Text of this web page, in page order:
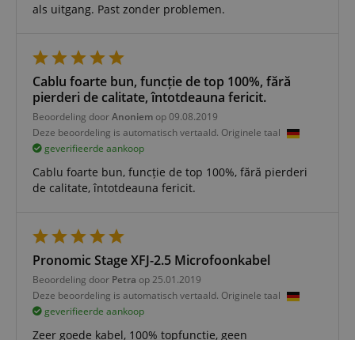
als uitgang. Past zonder problemen.
Cablu foarte bun, funcție de top 100%, fără
pierderi de calitate, întotdeauna fericit.
Beoordeling doorAnoniem op 09.08.2019
Deze beoordeling is automatisch vertaald. Originele taal
geverifieerde aankoop
Cablu foarte bun, funcție de top 100%, fără pierderi
de calitate, întotdeauna fericit.
Pronomic Stage XFJ-2.5 Microfoonkabel
Beoordeling door Petra op 25.01.2019
Deze beoordeling is automatisch vertaald. Originele taal
geverifieerde aankoop
Zeer goede kabel, 100% topfunctie, geen
Strikt noodzakelijk
Functionaliteit
Niet-geclassificeerd
Strikt noodzakelijke cookies maken
kernfunctionaliteit van de website mogelijk, zoals
gebruikersaanmelding en accountbeheer. Zonder
strikt noodzakelijke cookies kan de website niet
correct worden gebruikt.
Naam
Aanbieder /
Domein